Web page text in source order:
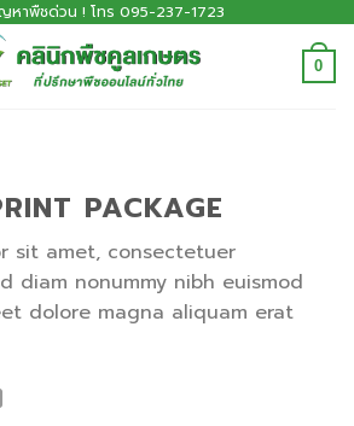
หาพืชด่วน ! โทร 095-237-1723
0
PACKAGE
sit amet, consectetuer
diam nonummy nibh euismod
dolore magna aliquam erat